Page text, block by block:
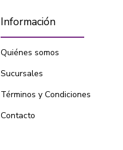
Información
Quiénes somos
Sucursales
Términos y Condiciones
Contacto